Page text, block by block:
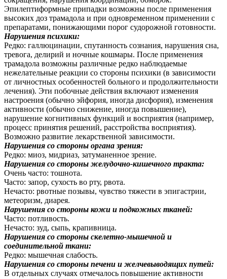
Эпилептиформные припадки возможны после применения
высоких доз трамадола и при одновременном применении с
препаратами, понижающими порог судорожной готовности.
Нарушения психики:
Редко: галлюцинации, спутанность сознания, нарушения сна,
тревога, делирий и ночные кошмары. После применения
трамадола возможны различные редко наблюдаемые
нежелательные реакции со стороны психики (в зависимости
от личностных особенностей больного и продолжительности
лечения). Эти побочные действия включают изменения
настроения (обычно эйфория, иногда дисфория), изменения
активности (обычно снижение, иногда повышение),
нарушение когнитивных функций и восприятия (например,
процесс принятия решений, расстройства восприятия).
Возможно развитие лекарственной зависимости.
Нарушения со стороны органа зрения:
Редко: миоз, мидриаз, затуманенное зрение.
Нарушения со стороны желудочно-кишечного тракта:
Очень часто: тошнота.
Часто: запор, сухость во рту, рвота.
Нечасто: рвотные позывы, чувство тяжести в эпигастрии,
метеоризм, диарея.
Нарушения со стороны кожи и подкожных тканей:
Часто: потливость.
Нечасто: зуд, сыпь, крапивница.
Нарушения со стороны скелетно-мышечной и
соединительной ткани:
Редко: мышечная слабость.
Нарушения со стороны печени и желчевыводящих путей:
В отдельных случаях отмечалось повышение активности